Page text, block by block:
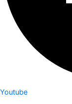
Youtube